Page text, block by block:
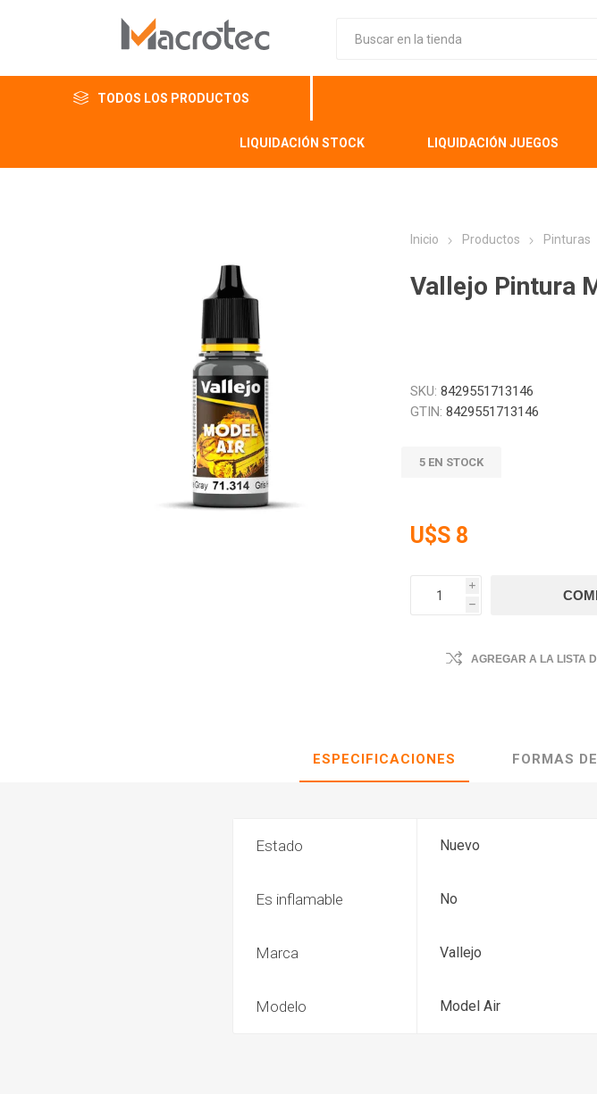
TODOS LOS PRODUCTOS
LIQUIDACIÓN STOCK LIQUIDACIÓN JUEGOS
Inicio Productos Pinturas
Vallejo Pintura
SKU: 8429551713146
GTIN: 8429551713146
5 EN STOCK
U$S 8
i
h
AGREGAR A LA LISTA
ESPECIFICACIONES FORMAS
Estado Nuevo
Es inflamable No
Marca Vallejo
Modelo Model Air